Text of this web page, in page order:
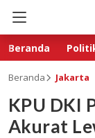
Beranda
Beranda Jakarta
KPU DKI
Akurat